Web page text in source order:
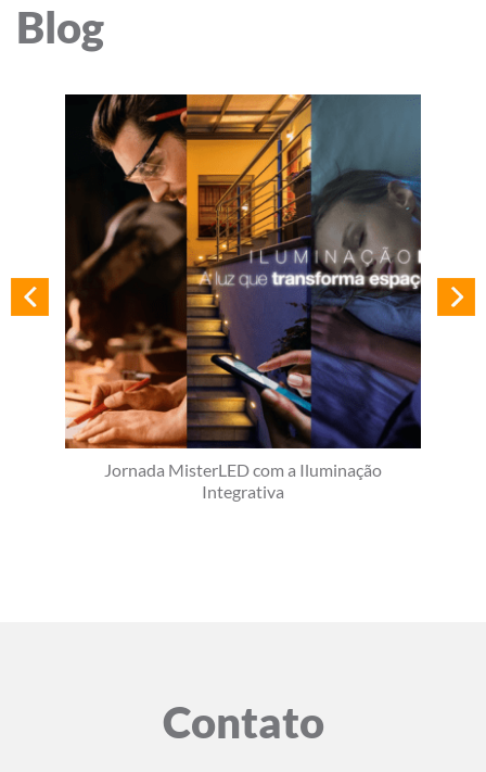
Blog
Jornada MisterLED com a Iluminação
Integrativa
Contato